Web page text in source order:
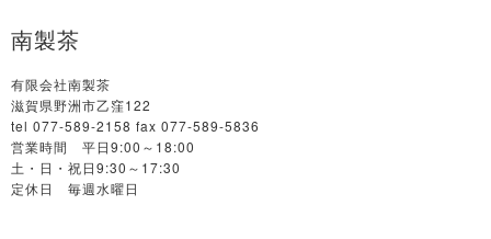
南製茶
有限会社南製茶
滋賀県野洲市乙窪122
tel 077-589-2158 fax 077-589-5836
営業時間 平日9:00～18:00
土・日・祝日9:30～17:30
定休日 毎週水曜日